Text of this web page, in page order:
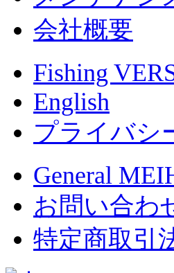
会社概要
Fishing
English
プライバシ
General
お問い合わ
特定商取引